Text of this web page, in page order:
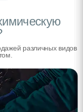
различных видов